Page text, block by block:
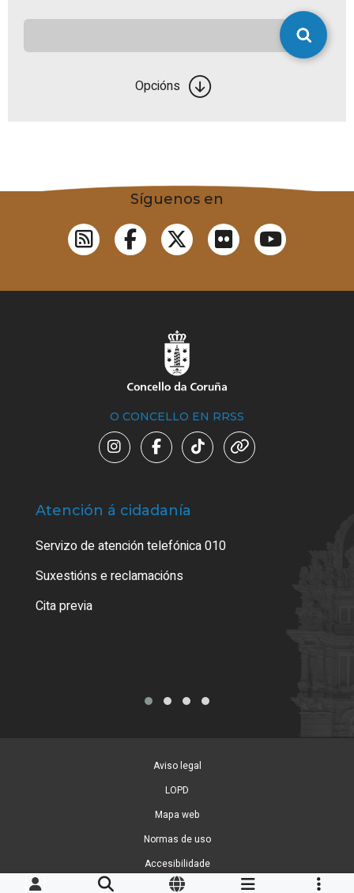
Opcións
Síguenos en
O CONCELLO EN RRSS
Atención á cidadanía
Servizo de atención telefónica 010
Suxestións e reclamacións
Cita previa
Aviso legal
LOPD
Mapa web
Normas de uso
Accesibilidade
Xestión de cookies